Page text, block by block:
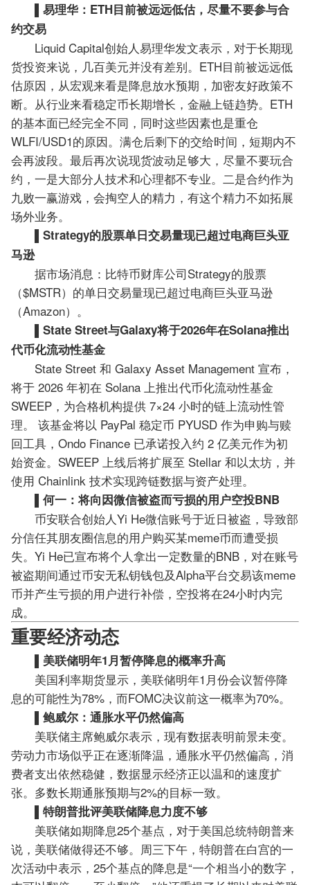
▌易理华：ETH目前被远远低估，尽量不要参与合
约交易
Liquid Capital创始人易理华发文表示，对于长期现
货投资来说，几百美元并没有差别。ETH目前被远远低
估原因，从宏观来看是降息放水预期，加密友好政策不
断。从行业来看稳定币长期增长，金融上链趋势。ETH
的基本面已经完全不同，同时这些因素也是重仓
WLFI/USD1的原因。满仓后剩下的交给时间，短期内不
会再波段。最后再次说现货波动足够大，尽量不要玩合
约，一是大部分人技术和心理都不专业。二是合约作为
九败一赢游戏，会掏空人的精力，有这个精力不如拓展
场外业务。
▌Strategy的股票单日交易量现已超过电商巨头亚
马逊
据市场消息：比特币财库公司Strategy的股票
（$MSTR）的单日交易量现已超过电商巨头亚马逊
（Amazon）。
▌State Street与Galaxy将于2026年在Solana推出
代币化流动性基金
State Street 和 Galaxy Asset Management 宣布，
将于 2026 年初在 Solana 上推出代币化流动性基金
SWEEP，为合格机构提供 7×24 小时的链上流动性管
理。 该基金将以 PayPal 稳定币 PYUSD 作为申购与赎
回工具，Ondo Finance 已承诺投入约 2 亿美元作为初
始资金。SWEEP 上线后将扩展至 Stellar 和以太坊，并
使用 Chainlink 技术实现跨链数据与资产处理。
▌何一：将向因微信被盗而亏损的用户空投BNB
币安联合创始人Yi He微信账号于近日被盗，导致部
分信任其朋友圈信息的用户购买某meme币而遭受损
失。Yi He已宣布将个人拿出一定数量的BNB，对在账号
被盗期间通过币安无私钥钱包及Alpha平台交易该meme
币并产生亏损的用户进行补偿，空投将在24小时内完
成。
重要经济动态
▌美联储明年1月暂停降息的概率升高
美国利率期货显示，美联储明年1月份会议暂停降
息的可能性为78%，而FOMC决议前这一概率为70%。
▌鲍威尔：通胀水平仍然偏高
美联储主席鲍威尔表示，现有数据表明前景未变。
劳动力市场似乎正在逐渐降温，通胀水平仍然偏高，消
费者支出依然稳健，数据显示经济正以温和的速度扩
张。多数长期通胀预期与2%的目标一致。
▌特朗普批评美联储降息力度不够
美联储如期降息25个基点，对于美国总统特朗普来
说，美联储做得还不够。周三下午，特朗普在白宫的一
次活动中表示，25个基点的降息是“一个相当小的数字，